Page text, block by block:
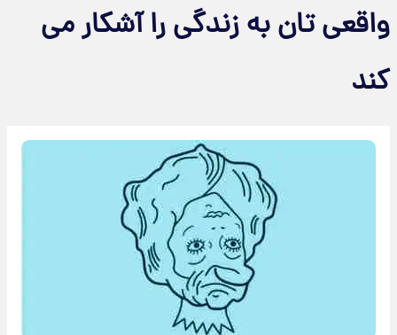
واقعی تان به زندگی را آشکار می
کند